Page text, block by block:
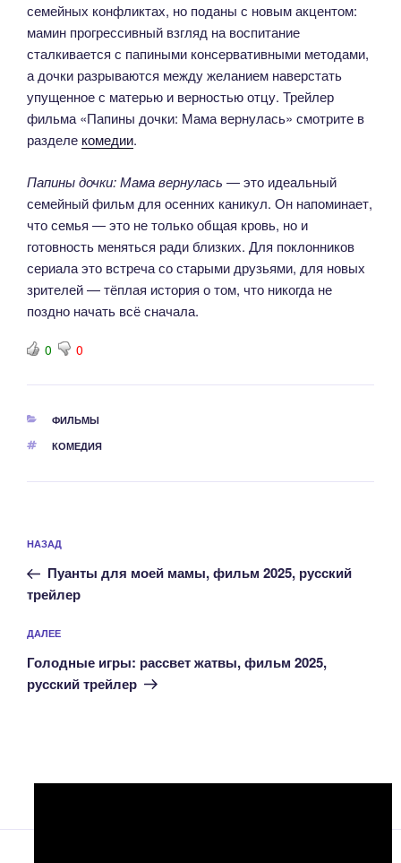
семейных конфликтах, но поданы с новым акцентом:
мамин прогрессивный взгляд на воспитание
сталкивается с папиными консервативными методами,
а дочки разрываются между желанием наверстать
упущенное с матерью и верностью отцу. Трейлер
фильма «Папины дочки: Мама вернулась» смотрите в
разделе комедии.
Папины дочки: Мама вернулась — это идеальный
семейный фильм для осенних каникул. Он напоминает,
что семья — это не только общая кровь, но и
готовность меняться ради близких. Для поклонников
сериала это встреча со старыми друзьями, для новых
зрителей — тёплая история о том, что никогда не
поздно начать всё сначала.
0 0
РУБРИКИ
ФИЛЬМЫ
МЕТКИ
КОМЕДИЯ
по
записям
Предыдущая
запись:
НАЗАД
Пуанты для моей мамы, фильм 2025, русский
трейлер
Следующая
запись
ДАЛЕЕ
Голодные игры: рассвет жатвы, фильм 2025,
русский трейлер